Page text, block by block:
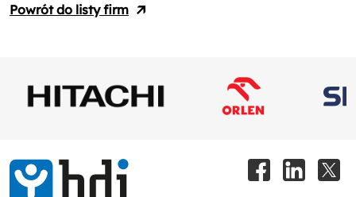
Powrót do listy firm